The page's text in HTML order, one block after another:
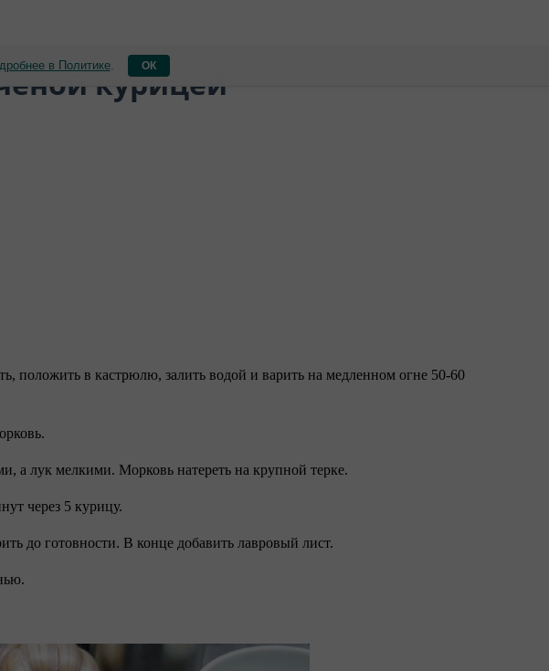
курицей
положить в кастрюлю, залить водой и варить на медленном огне 50-60
а лук мелкими. Морковь натереть на крупной терке.
через 5 курицу.
до готовности. В конце добавить лавровый лист.
в Политике. ОК